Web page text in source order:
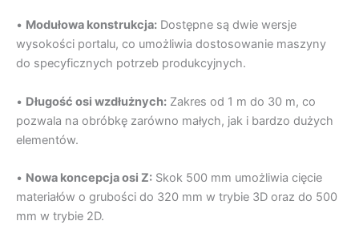
• Modułowa konstrukcja: Dostępne są dwie wersje
wysokości portalu, co umożliwia dostosowanie maszyny
do specyficznych potrzeb produkcyjnych.
• Długość osi wzdłużnych: Zakres od 1 m do 30 m, co
pozwala na obróbkę zarówno małych, jak i bardzo dużych
elementów.
• Nowa koncepcja osi Z: Skok 500 mm umożliwia cięcie
materiałów o grubości do 320 mm w trybie 3D oraz do 500
mm w trybie 2D.